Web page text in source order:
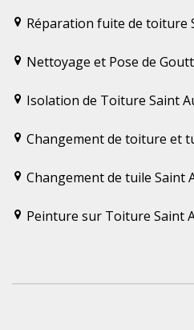
Réparation fuite de toiture
Nettoyage et Pose de
Isolation de Toiture Saint
Changement de toiture et
Changement de tuile Saint
Peinture sur Toiture Saint